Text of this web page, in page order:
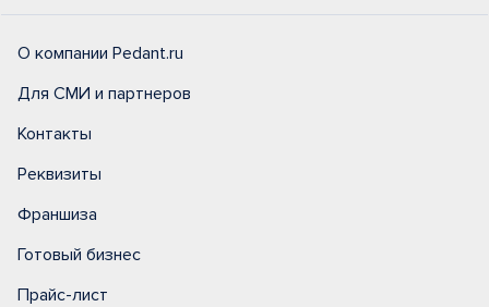
О компании Pedant.ru
Для СМИ и партнеров
Контакты
Реквизиты
Франшиза
Готовый бизнес
Прайс-лист